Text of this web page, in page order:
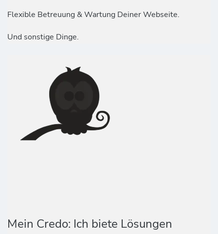
Flexible Betreuung & Wartung Deiner Webseite.
Und sonstige Dinge.
Mein Credo: Ich biete Lösungen